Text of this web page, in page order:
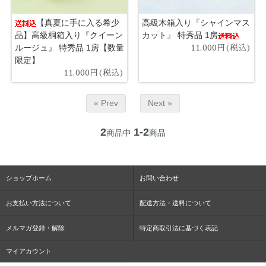
【真夏に手に入る希少
品】高級桐箱入り『クイーン
ルージュ』 特秀品 1房【数量
限定】
11,000円(税込)
高級木箱入り『シャインマス
カット』 特秀品 1房
11,000円(税込)
« Prev Next »
2商品中 1-2商品
ショップホーム お問い合わせ
お支払い方法について 配送方法・送料について
メルマガ登録・解除 特定商取引法に基づく表記
マイアカウント